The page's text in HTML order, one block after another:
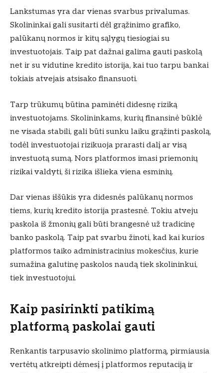
Lankstumas yra dar vienas svarbus privalumas.
Skolininkai gali susitarti dėl grąžinimo grafiko,
palūkanų normos ir kitų sąlygų tiesiogiai su
investuotojais. Taip pat dažnai galima gauti paskolą
net ir su vidutine kredito istorija, kai tuo tarpu bankai
tokiais atvejais atsisako finansuoti.
Tarp trūkumų būtina paminėti didesnę riziką
investuotojams. Skolininkams, kurių finansinė būklė
ne visada stabili, gali būti sunku laiku grąžinti paskolą,
todėl investuotojai rizikuoja prarasti dalį ar visą
investuotą sumą. Nors platformos imasi priemonių
rizikai valdyti, ši rizika išlieka viena esminių.
Dar vienas iššūkis yra didesnės palūkanų normos
tiems, kurių kredito istorija prastesnė. Tokiu atveju
paskola iš žmonių gali būti brangesnė už tradicinę
banko paskolą. Taip pat svarbu žinoti, kad kai kurios
platformos taiko administracinius mokesčius, kurie
sumažina galutinę paskolos naudą tiek skolininkui,
tiek investuotojui.
Kaip pasirinkti patikimą
platformą paskolai gauti
Renkantis tarpusavio skolinimo platformą, pirmiausia
vertėtų atkreipti dėmesį į platformos reputaciją ir